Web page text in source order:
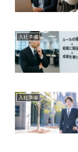
入社準備
入社準備